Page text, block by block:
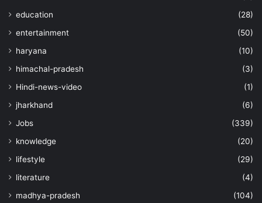
education
(28)
entertainment
(50)
haryana
(10)
himachal-pradesh
(3)
Hindi-news-video
(1)
jharkhand
(6)
Jobs
(339)
knowledge
(20)
lifestyle
(29)
literature
(4)
madhya-pradesh
(104)